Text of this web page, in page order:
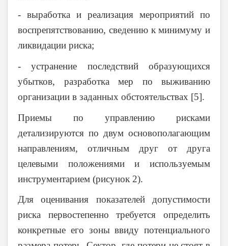
- выработка и реализация мероприятий по
воспрепятствованию, сведению к минимуму и
ликвидации риска;
- устранение последствий образующихся
убытков, разработка мер по выживанию
организации в заданных обстоятельствах [5].
Приемы по управлению рисками
детализируются по двум основополагающим
направлениям, отличным друг от друга
целевыми положениями и используемым
инструментарием (рисунок 2).
Для оценивания показателей допустимости
риска первостепенно требуется определить
конкретные его зоны ввиду потенциального